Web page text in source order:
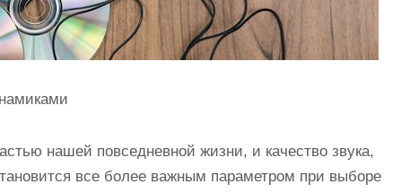
нашей повседневной жизни, и качество звука,
все более важным параметром при выборе